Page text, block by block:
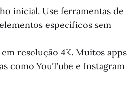
inicial. Use ferramentas de
específicos sem
resolução 4K. Muitos apps
como YouTube e Instagram